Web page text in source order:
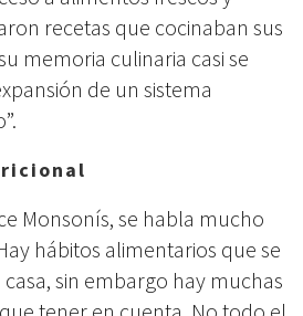
recetas que cocinaban sus
memoria culinaria casi se
de un sistema
Monsonís, se habla mucho
hábitos alimentarios que se
sin embargo hay muchas